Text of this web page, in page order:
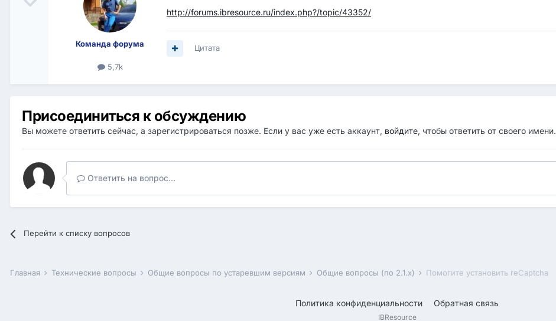
Команда форума
5,7k
http://forums.ibresource.ru/index.php?/topic/43352/
Цитата
Присоединиться к обсуждению
Вы можете ответить сейчас, а зарегистрироваться позже. Если у вас уже есть аккаунт, войдите, чтобы ответить от своего имени.
Ответить на вопрос...
Перейти к списку вопросов
Главная Технические вопросы Общие вопросы по устаревшим версиям Общие вопросы (по 2.1.x) Помогите установить reCaptcha
Политика конфиденциальности Обратная связь
IBResource